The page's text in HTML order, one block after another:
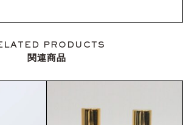
PRODUCTS
関連商品